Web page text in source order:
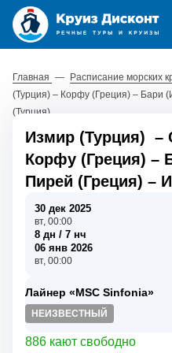
Главная — Расписание морских
(Турция) – Корфу (Греция) – Бари
(Турция)
Измир (Турция) –
Корфу (Греция) –
Пирей (Греция) –
30 дек 2025
вт, 00:00
8 дн / 7 нч
06 янв 2026
вт, 00:00
Лайнер «MSC Sinfonia»
НЕИЗВЕСТНЫЙ
886 кают свободно